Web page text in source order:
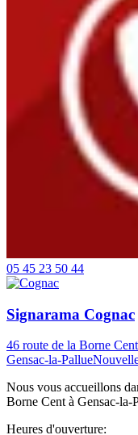
05 45 23 50 44
Signarama Cognac
46 route de la Borne Cent
Gensac-la-Pallue
Nous vous accueillons
Borne Cent à Gensac-la-
Heures d'ouverture: